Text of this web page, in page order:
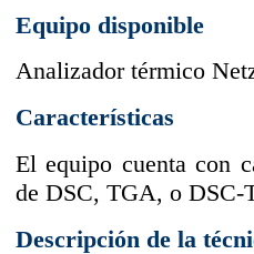
Equipo disponible
Analizador térmico
Características
El equipo cuenta con
de DSC, TGA, o DSC-
Descripción de la